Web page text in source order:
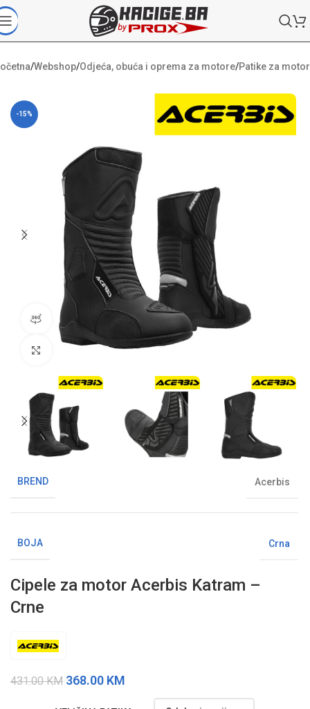
/Webshop/Odjeća, obuća i oprema za motore/Patike za motor
-15%
360° pregled proizvoda
Klikni da uvećaš sliku
BREND Acerbis
BOJA Crna
Cipele za motor Acerbis Katram –
Crne
431.00KM 368.00 KM